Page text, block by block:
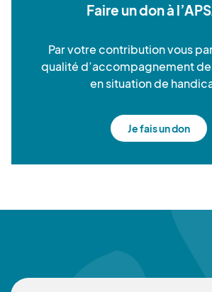
Faire un don à
Par votre contribution vous
qualité d’accompagnement
en situation de
Je fais un don